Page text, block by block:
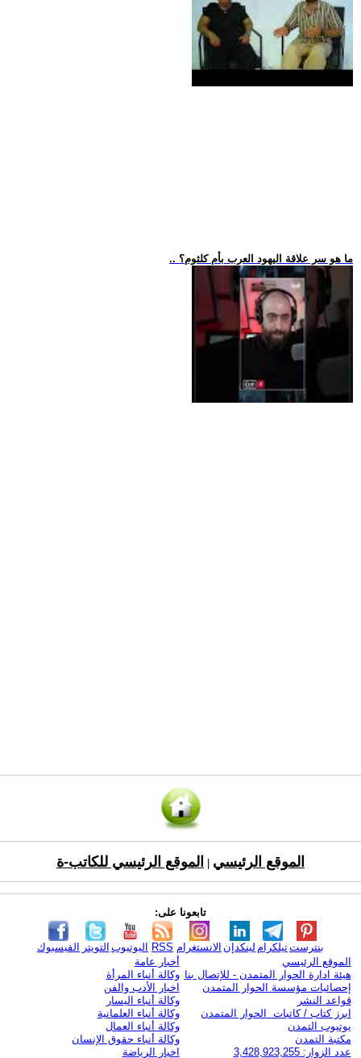
.. ما هو سر علاقة اليهود العرب بأم كلثوم؟
الموقع الرئيسي الموقع الرئيسي للكاتب-ة
تابعونا على:
الفيسبوك التويتر اليوتيوب RSS الانستغرام لينكدإن تيلكرامبنترست
الموقع الرئيسي
هيئة ادارة الحوار المتمدن - للإتصال بنا
إحصائيات مؤسسة الحوار المتمدن
قواعد النشر
ابرز كتاب / كاتبات الحوار المتمدن
يوتيوب التمدن
مكتبة التمدن
عدد الزوار: 3,428,923,255
أخبار عامة
وكالة أنباء المرأة
اخبار الأدب والفن
وكالة أنباء اليسار
وكالة أنباء العلمانية
وكالة أنباء العمال
وكالة أنباء حقوق الإنسان
اخبار الرياضة